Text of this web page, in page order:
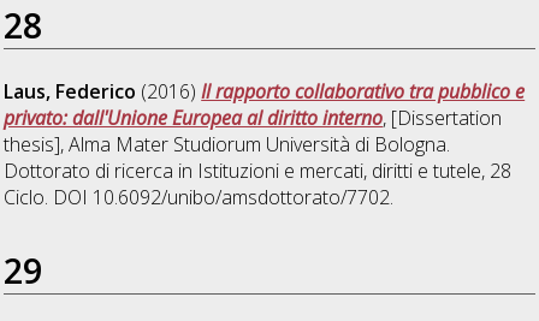
28
Laus, Federico (2016)Il rapporto collaborativo tra pubblico e
privato: dall'Unione Europea al diritto interno, [Dissertation
thesis], Alma Mater Studiorum Università di Bologna.
Dottorato di ricerca in Istituzioni e mercati, diritti e tutele, 28
Ciclo. DOI 10.6092/unibo/amsdottorato/7702.
29